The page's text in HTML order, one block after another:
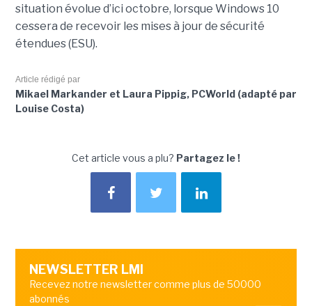
situation évolue d’ici octobre, lorsque Windows 10
cessera de recevoir les mises à jour de sécurité
étendues (ESU).
Article rédigé par
Mikael Markander et Laura Pippig, PCWorld (adapté par
Louise Costa)
Cet article vous a plu? Partagez le !
NEWSLETTER LMI
Recevez notre newsletter comme plus de 50000
abonnés